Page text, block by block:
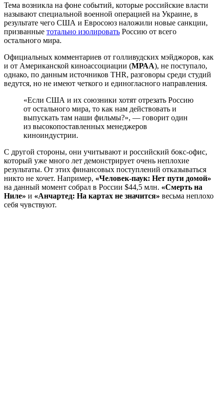
Тема возникла на фоне событий, которые российские власти
называют специальной военной операцией на Украине, в
результате чего США и Евросоюз наложили новые санкции,
призванные тотально изолировать Россию от всего
остального мира.
Официальных комментариев от голливудских мэйджоров, как
и от Американской киноассоциации (МРАА), не поступало,
однако, по данным источников THR, разговоры среди студий
ведутся, но не имеют четкого и единогласного направления.
«Если США и их союзники хотят отрезать Россию
от остального мира, то как нам действовать и
выпускать там наши фильмы?», — говорит один
из высокопоставленных менеджеров
киноиндустрии.
С другой стороны, они учитывают и российский бокс-офис,
который уже много лет демонстрирует очень неплохие
результаты. От этих финансовых поступлений отказываться
никто не хочет. Например, «Человек-паук: Нет пути домой»
на данный момент собрал в России $44,5 млн. «Смерть на
Ниле» и «Анчартед: На картах не значится» весьма неплохо
себя чувствуют.